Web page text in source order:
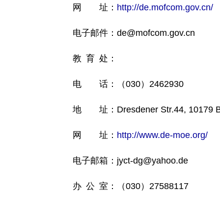
网 址： http://de.mofcom.gov.cn/
电子邮件：de@mofcom.gov.cn
教 育 处：
电 话：（030）2462930
地 址：Dresdener Str.44, 10179
网 址： http://www.de-moe.org/
电子邮箱：jyct-dg@yahoo.de
办 公 室：（030）27588117